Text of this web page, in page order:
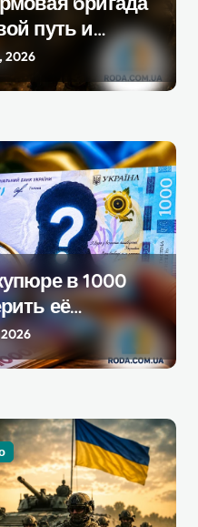
путь и
в 2026 году
2026
в 1000
её